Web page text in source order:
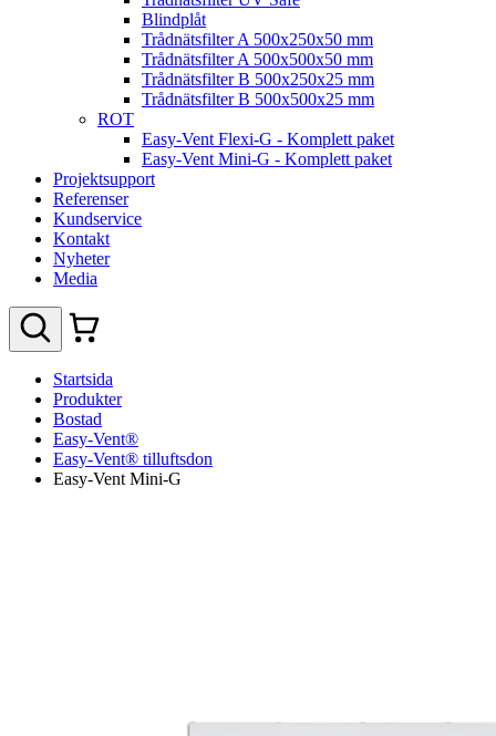
Blindplåt
Trådnätsfilter A 500x250x50 mm
Trådnätsfilter A 500x500x50 mm
Trådnätsfilter B 500x250x25 mm
Trådnätsfilter B 500x500x25 mm
ROT
Easy-Vent Flexi-G - Komplett paket
Easy-Vent Mini-G - Komplett paket
Projektsupport
Referenser
Kundservice
Kontakt
Nyheter
Media
Startsida
Produkter
Bostad
Easy-Vent®
Easy-Vent® tilluftsdon
Easy-Vent Mini-G